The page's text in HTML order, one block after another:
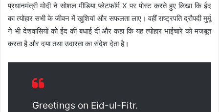
प्रधानमंत्री मोदी ने सोशल मीडिया प्लेटफॉर्म X पर पोस्ट करते हुए लिखा कि ईद
का त्योहार सभी के जीवन में खुशियां और सफलता लाए। वहीं राष्ट्रपति द्रौपदी मुर्मू
ने भी देशवासियों को ईद की बधाई दी और कहा कि यह त्योहार भाईचारे को मजबूत
करता है और दया तथा उदारता का संदेश देता है।
Greetings on Eid-ul-Fitr.